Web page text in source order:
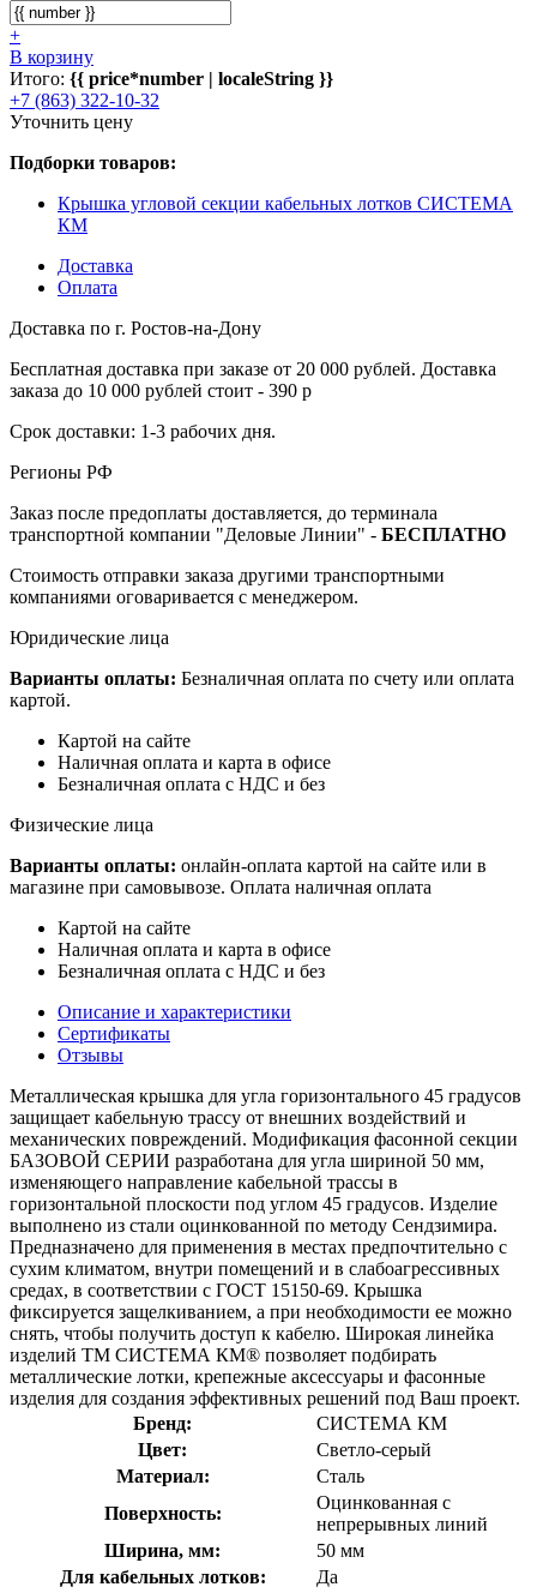
+
В корзину
Итого: {{ price*number | localeString }}
+7 (863) 322-10-32
Уточнить цену
Подборки товаров:
Крышка угловой секции кабельных лотков СИСТЕМА
КМ
Доставка
Оплата
Доставка по г. Ростов-на-Дону
Бесплатная доставка при заказе от 20 000 рублей. Доставка
заказа до 10 000 рублей стоит - 390 р
Срок доставки: 1-3 рабочих дня.
Регионы РФ
Заказ после предоплаты доставляется, до терминала
транспортной компании "Деловые Линии" - БЕСПЛАТНО
Стоимость отправки заказа другими транспортными
компаниями оговаривается с менеджером.
Юридические лица
Варианты оплаты: Безналичная оплата по счету или оплата
картой.
Картой на сайте
Наличная оплата и карта в офисе
Безналичная оплата с НДС и без
Физические лица
Варианты оплаты: онлайн-оплата картой на сайте или в
магазине при самовывозе. Оплата наличная оплата
Картой на сайте
Наличная оплата и карта в офисе
Безналичная оплата с НДС и без
Описание и характеристики
Сертификаты
Отзывы
Металлическая крышка для угла горизонтального 45 градусов
защищает кабельную трассу от внешних воздействий и
механических повреждений. Модификация фасонной секции
БАЗОВОЙ СЕРИИ разработана для угла шириной 50 мм,
изменяющего направление кабельной трассы в
горизонтальной плоскости под углом 45 градусов. Изделие
выполнено из стали оцинкованной по методу Сендзимира.
Предназначено для применения в местах предпочтительно с
сухим климатом, внутри помещений и в слабоагрессивных
средах, в соответствии с ГОСТ 15150-69. Крышка
фиксируется защелкиванием, а при необходимости ее можно
снять, чтобы получить доступ к кабелю. Широкая линейка
изделий ТМ СИСТЕМА КМ® позволяет подбирать
металлические лотки, крепежные аксессуары и фасонные
изделия для создания эффективных решений под Ваш проект.
Бренд:
СИСТЕМА КМ
Цвет:
Светло-серый
Материал:
Сталь
Поверхность:
Оцинкованная с
непрерывных линий
Ширина, мм:
50 мм
Для кабельных лотков:
Да